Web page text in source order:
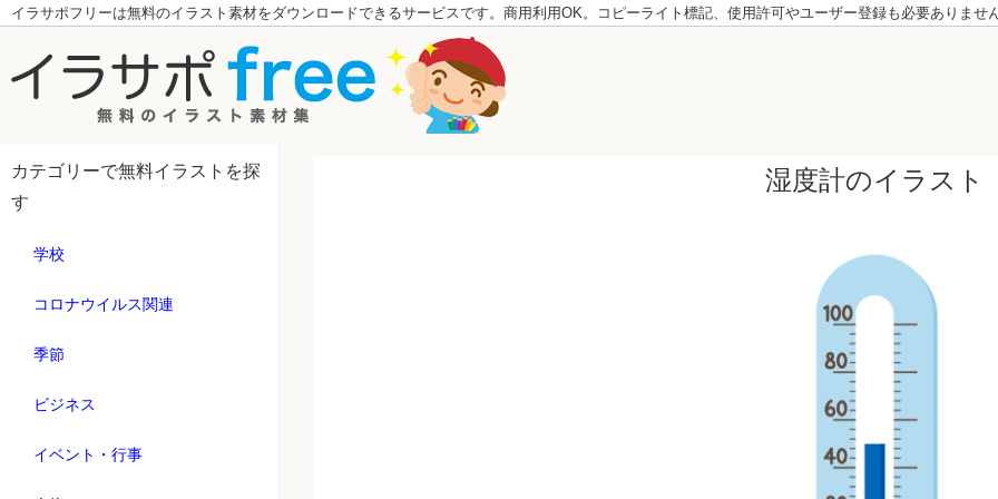
イラサポフリーは無料のイラスト素材をダウンロードできるサービスです。商用利用OK。コピーライト標記、使用許可やユーザー登録も必要ありませ
カテゴリーで無料イラストを探
す
学校
コロナウイルス関連
季節
ビジネス
イベント・行事
湿度計のイラスト